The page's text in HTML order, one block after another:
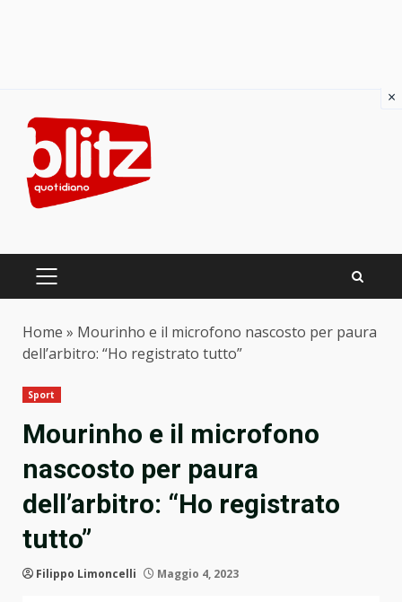
content
PRIMARY
Home » Mourinho e il microfono nascosto per paura
dell’arbitro: “Ho registrato tutto”
Sport
Mourinho e il microfono
nascosto per paura
dell’arbitro: “Ho registrato
tutto”
Filippo Limoncelli Maggio 4, 2023
×